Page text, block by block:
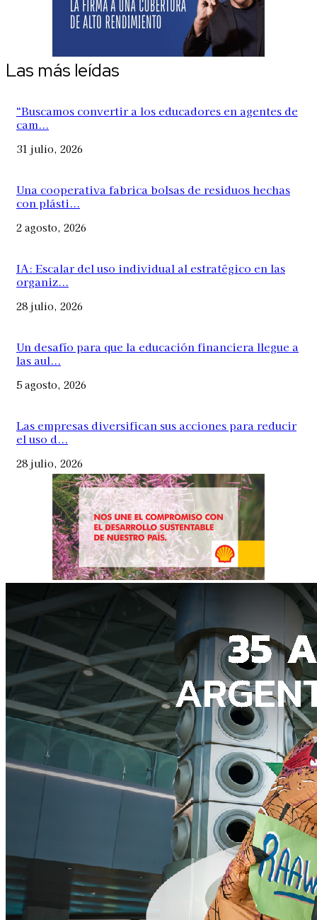
Las más leídas
“Buscamos convertir a los educadores en agentes de
cam...
31 julio, 2026
Una cooperativa fabrica bolsas de residuos hechas
con plásti...
2 agosto, 2026
IA: Escalar del uso individual al estratégico en las
organiz...
28 julio, 2026
Un desafío para que la educación financiera llegue a
las aul...
5 agosto, 2026
Las empresas diversifican sus acciones para reducir
el uso d...
28 julio, 2026